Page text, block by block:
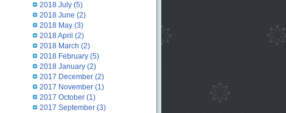
2018 July(5)
2018 June (2)
2018 May(3)
2018 April (2)
2018 March (2)
2018 February(5)
2018 January(2)
2017 December(2)
2017 November(1)
2017 October(1)
2017 September(3)